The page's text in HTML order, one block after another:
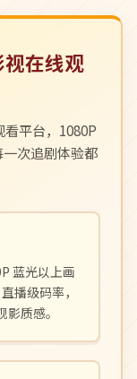
在线观
平台，1080P
次追剧体验都
蓝光以上画
播级码率，
质感。